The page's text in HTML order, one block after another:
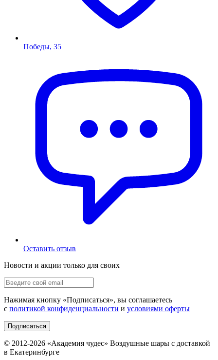
Победы, 35
Оставить отзыв
Новости и акции только для своих
Нажимая кнопку «Подписаться», вы соглашаетесь
с политикой конфиденциальности и условиями оферты
Подписаться
© 2012-2026 «Академия чудес» Воздушные шары с доставкой
в Екатеринбурге